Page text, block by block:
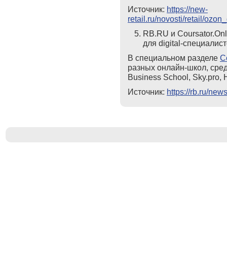
Источник: https://new-
retail .ru/novosti/retail /ozon
RB.RU и
для digital-
В специальном разделе
разных онлайн-школ,
Business School, Sky.pro,
Источник: https://rb.ru/